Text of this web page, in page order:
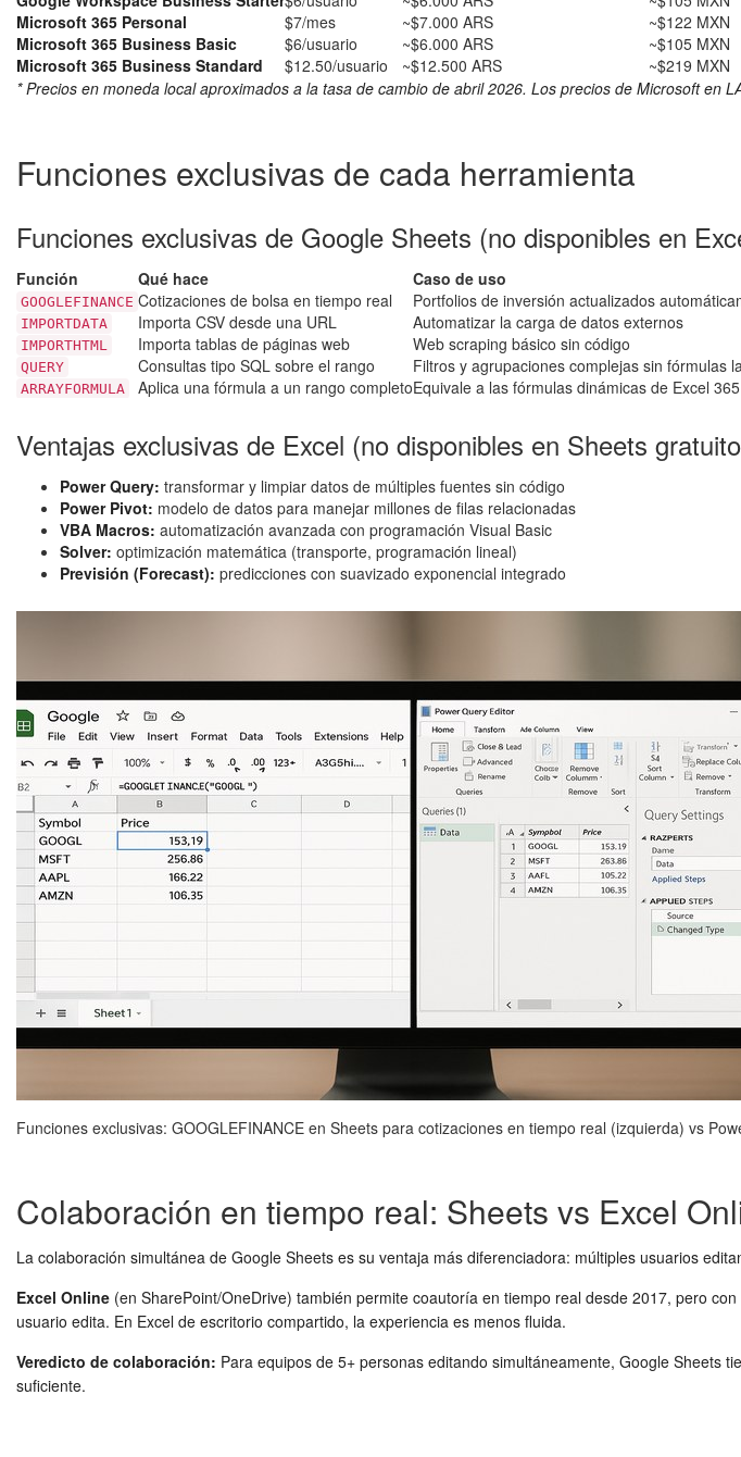
Microsoft 365 Personal
$7/mes ~$7.000 ARS ~$122 MXN
Microsoft 365 Business Basic
$6/usuario ~$6.000 ARS ~$105 MXN
Microsoft 365 Business Standard
$12.50/usuario ~$12.500 ARS ~$219 MXN
* Precios en moneda local aproximados a la tasa de cambio de abril 2026. Los precios de Microsoft en
Funciones exclusivas de cada herramienta
Funciones exclusivas de Google Sheets (no disponibles en
Función Qué hace Caso de uso
GOOGLEFINANCE Cotizaciones de bolsa en tiempo real Portfolios de inversión actualizados
IMPORTDATA Importa CSV desde una URL Automatizar la carga de datos externos
IMPORTHTML Importa tablas de páginas web Web scraping básico sin código
QUERY Consultas tipo SQL sobre el rango Filtros y agrupaciones complejas sin fórmulas
ARRAYFORMULA Aplica una fórmula a un rango completoEquivale a las fórmulas dinámicas de Excel 365
Ventajas exclusivas de Excel (no disponibles en Sheets
Power Query: transformar y limpiar datos de múltiples fuentes sin código
Power Pivot: modelo de datos para manejar millones de filas relacionadas
VBA Macros: automatización avanzada con programación Visual Basic
Solver: optimización matemática (transporte, programación lineal)
Previsión (Forecast): predicciones con suavizado exponencial integrado
Funciones exclusivas: GOOGLEFINANCE en Sheets para cotizaciones en tiempo real (izquierda) vs
Colaboración en tiempo real: Sheets vs Excel
La colaboración simultánea de Google Sheets es su ventaja más diferenciadora: múltiples usuarios
Excel Online (en SharePoint/OneDrive) también permite coautoría en tiempo real desde 2017, pero
usuario edita. En Excel de escritorio compartido, la experiencia es menos fluida.
Veredicto de colaboración: Para equipos de 5+ personas editando simultáneamente, Google Sheets
suficiente.